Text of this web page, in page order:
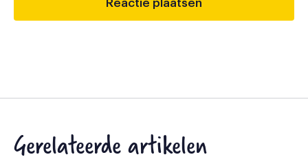
Gerelateerde artikelen